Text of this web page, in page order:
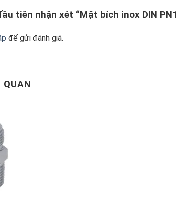
thuật – Kích cỡ chi tiết
chi tiết kích thước – Tiêu chuẩn mặt bích
tiết của tiêu chuẩn DIN )
tiên nhận xét “Mặt bích inox DIN
để gửi đánh giá.